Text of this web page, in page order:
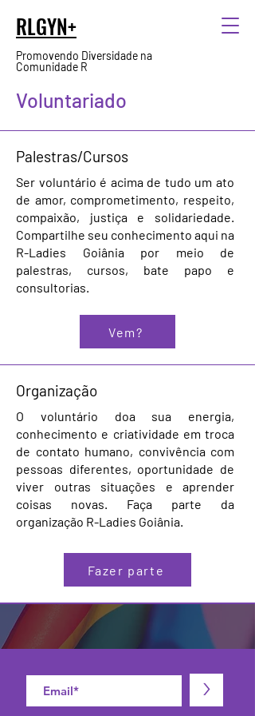
RLGYN+
Promovendo Diversidade na
Comunidade R
Voluntariado
Palestras/Cursos
Ser voluntário é acima de tudo um ato
de amor, comprometimento, respeito,
compaixão, justiça e solidariedade.
Compartilhe seu conhecimento aqui na
R-Ladies Goiânia por meio de
palestras, cursos, bate papo e
consultorias.
Vem?
Organização
O voluntário doa sua energia,
conhecimento e criatividade em troca
de contato humano, convivência com
pessoas diferentes, oportunidade de
viver outras situações e aprender
coisas novas. Faça parte da
organização R-Ladies Goiânia.
Fazer parte
>